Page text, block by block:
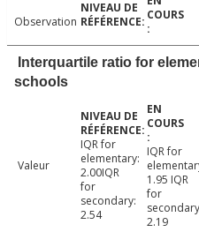
Observation
Interquartile ratio for
schools
Valeur
IQR for
elementary:
2.00IQR
for
secondary:
2.54
IQR for
1.95 IQR
for
2.19